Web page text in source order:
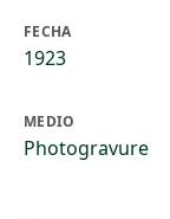
FECHA
1923
MEDIO
Photogravure